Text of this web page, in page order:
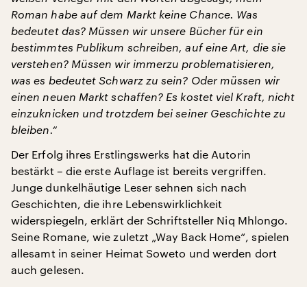
Roman habe auf dem Markt keine Chance. Was
bedeutet das? Müssen wir unsere Bücher für ein
bestimmtes Publikum schreiben, auf eine Art, die sie
verstehen? Müssen wir immerzu problematisieren,
was es bedeutet Schwarz zu sein? Oder müssen wir
einen neuen Markt schaffen? Es kostet viel Kraft, nicht
einzuknicken und trotzdem bei seiner Geschichte zu
bleiben.“
Der Erfolg ihres Erstlingswerks hat die Autorin
bestärkt – die erste Auflage ist bereits vergriffen.
Junge dunkelhäutige Leser sehnen sich nach
Geschichten, die ihre Lebenswirklichkeit
widerspiegeln, erklärt der Schriftsteller Niq Mhlongo.
Seine Romane, wie zuletzt „Way Back Home“, spielen
allesamt in seiner Heimat Soweto und werden dort
auch gelesen.